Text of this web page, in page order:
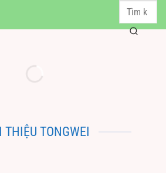
THIỆU TONGWEI